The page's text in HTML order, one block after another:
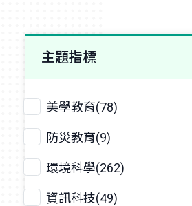
主題指標
美學教育(78)
防災教育(9)
環境科學(262)
資訊科技(49)